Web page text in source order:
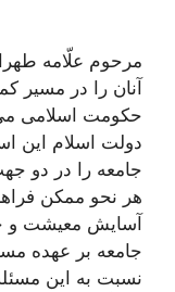
مرحوم علّامه
آنان را در مسير
حكومت اسلامى
دولت اسلام اين
جامعه را در دو
هر نحو ممكن
آسايش معيشت و
جامعه بر عهده
نسبت به اين